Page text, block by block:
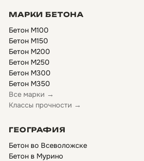
МАРКИ БЕТОНА
Бетон М100
Бетон М150
Бетон М200
Бетон М250
Бетон М300
Бетон М350
Все марки →
Классы прочности →
ГЕОГРАФИЯ
Бетон во Всеволожске
Бетон в Мурино